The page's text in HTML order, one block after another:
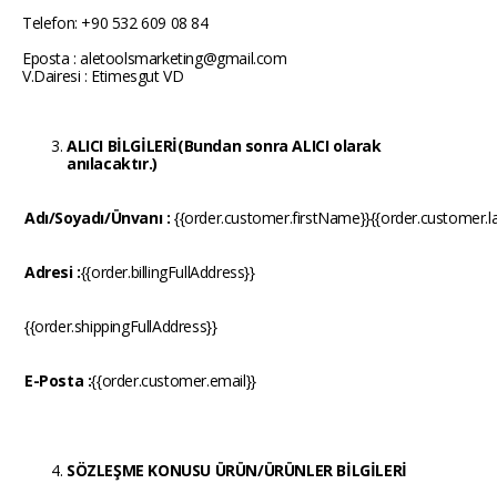
Telefon: +90 532 609 08 84
Eposta :aletoolsmarketing@gmail.com
V.Dairesi : Etimesgut VD
ALICI BİLGİLERİ(Bundan sonra ALICI olarak
anılacaktır.)
Adı/Soyadı/Ünvanı : {{order.customer.firstName}}
Adresi :{{order.billingFullAddress}}
{{order.shippingFullAddress}}
E-Posta :{{order.customer.email}}
SÖZLEŞME KONUSU ÜRÜN/ÜRÜNLER BİLGİLERİ